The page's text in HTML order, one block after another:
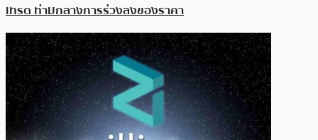
เทรด ท่ามกลางการร่วงลงของราคา